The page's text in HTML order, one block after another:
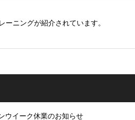
ーニングが紹介されています。
ウイーク休業のお知らせ